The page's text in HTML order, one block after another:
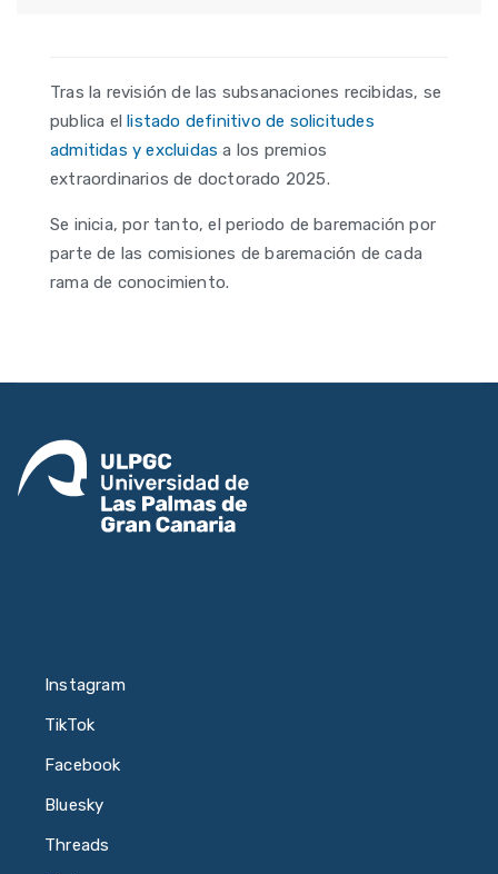
Tras la revisión de las subsanaciones recibidas, se
publica el
listado definitivo de solicitudes
admitidas y excluidas a los premios
extraordinarios de doctorado 2025.
Se inicia, por tanto, el periodo de baremación por
parte de las comisiones de baremación de cada
rama de conocimiento.
Instagram
TikTok
Facebook
Bluesky
Threads